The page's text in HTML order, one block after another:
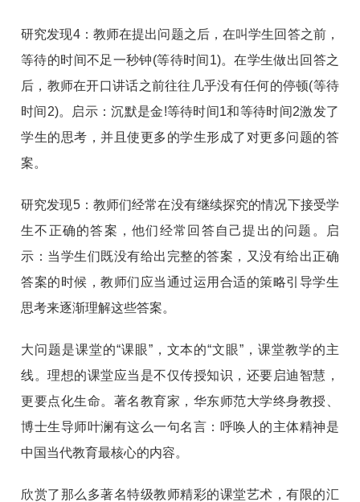
研究发现4：教师在提出问题之后，在叫学生回答之前，
等待的时间不足一秒钟(等待时间1)。在学生做出回答之
后，教师在开口讲话之前往往几乎没有任何的停顿(等待
时间2)。启示：沉默是金!等待时间1和等待时间2激发了
学生的思考，并且使更多的学生形成了对更多问题的答
案。
研究发现5：教师们经常在没有继续探究的情况下接受学
生不正确的答案，他们经常回答自己提出的问题。启
示：当学生们既没有给出完整的答案，又没有给出正确
答案的时候，教师们应当通过运用合适的策略引导学生
思考来逐渐理解这些答案。
大问题是课堂的“课眼”，文本的“文眼”，课堂教学的主
线。理想的课堂应当是不仅传授知识，还要启迪智慧，
更要点化生命。著名教育家，华东师范大学终身教授、
博士生导师叶澜有这么一句名言：呼唤人的主体精神是
中国当代教育最核心的内容。
欣赏了那么多著名特级教师精彩的课堂艺术，有限的汇